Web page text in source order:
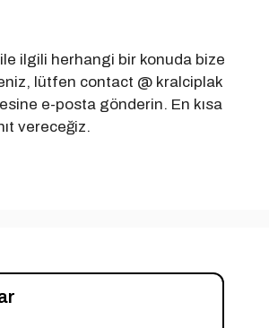
ilgili herhangi bir konuda bize
lütfen contact @ kralciplak
e-posta gönderin. En kısa
vereceğiz.